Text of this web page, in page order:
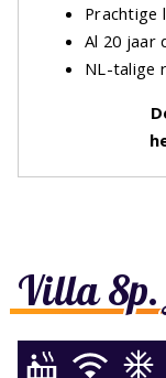
Villa
Prachtige
Al 20 jaar
NL-talige